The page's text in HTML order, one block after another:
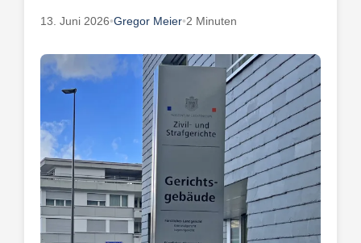
13. Juni 2026•Gregor Meier•2 Minuten